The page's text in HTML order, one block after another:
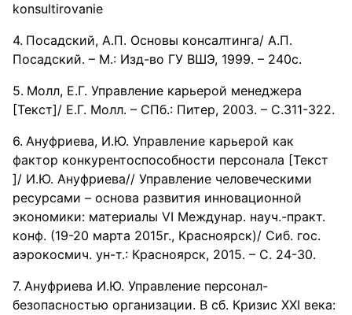
konsultirovanie
Посадский, А.П. Основы консалтинга/ А.П.
Посадский. – М.: Изд-во ГУ ВШЭ, 1999. – 240с.
Молл, Е.Г. Управление карьерой менеджера
[Текст]/ Е.Г. Молл. – СПб.: Питер, 2003. – С.311-322.
Ануфриева, И.Ю. Управление карьерой как
фактор конкурентоспособности персонала [Текст
]/ И.Ю. Ануфриева// Управление человеческими
ресурсами – основа развития инновационной
экономики: материалы VI Междунар. науч.-практ.
конф. (19-20 марта 2015г., Красноярск)/ Сиб. гос.
аэрокосмич. ун-т.: Красноярск, 2015. – С. 24-30.
Ануфриева И.Ю. Управление персонал-
безопасностью организации. В сб. Кризис XXI века: